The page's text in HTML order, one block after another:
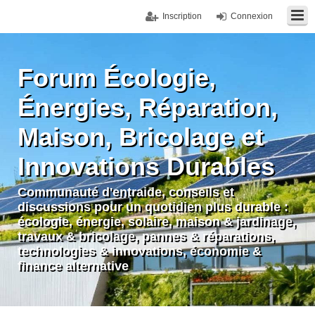
Connexion
Inscription
Forum Écologie,
Énergies, Réparation,
Maison, Bricolage et
Innovations Durables
Communauté d'entraide, conseils et
discussions pour un quotidien plus durable :
écologie, énergie, solaire, maison & jardinage,
travaux & bricolage, pannes & réparations,
technologies & innovations, économie &
finance alternative